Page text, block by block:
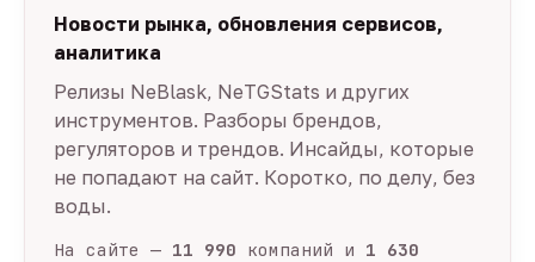
Новости рынка, обновления сервисов,
аналитика
Релизы NeBlask, NeTGStats и других
инструментов. Разборы брендов,
регуляторов и трендов. Инсайды, которые
не попадают на сайт. Коротко, по делу, без
воды.
На сайте — 11 990 компаний и 1 630